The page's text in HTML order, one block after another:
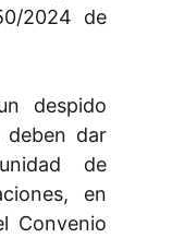
2024 de
despido
deben dar
de
en
Convenio